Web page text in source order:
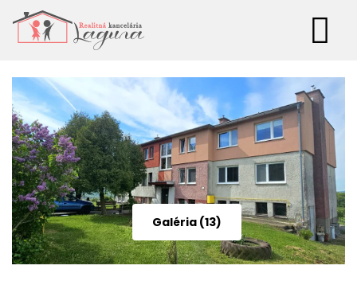
Menu
Galéria (13)